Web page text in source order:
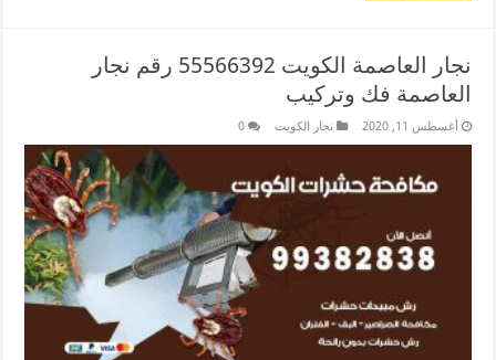
نجار العاصمة الكويت 55566392 رقم نجار
العاصمة فك وتركيب
أغسطس 11, 2020 نجار الكويت 0